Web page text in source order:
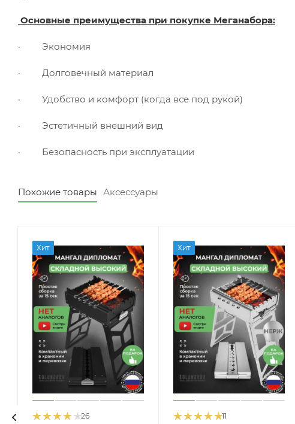
Основные преимущества при покупке Меганабора:
· Экономия
· Долговечный материал
· Удобство и комфорт (когда все под рукой)
· Эстетичный внешний вид
· Безопасность при эксплуатации
Похожие товары Аксессуары
Хит
26
Хит
11